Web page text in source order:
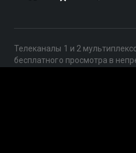
Телеканалы 1 и 2
бесплатного просмотра в